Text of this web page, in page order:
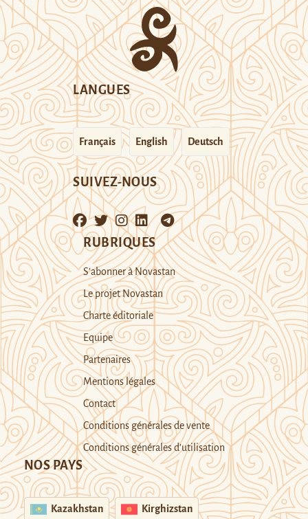
LANGUES
Français English Deutsch
SUIVEZ-NOUS
RUBRIQUES
S’abonner à Novastan
Le projet Novastan
Charte éditoriale
Equipe
Partenaires
Mentions légales
Contact
Conditions générales de vente
Conditions générales d’utilisation
NOS PAYS
Kazakhstan Kirghizstan